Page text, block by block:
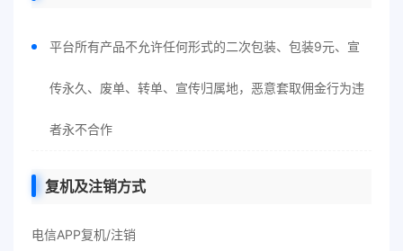
平台所有产品不允许任何形式的二次包装、包装9元、宣
传永久、废单、转单、宣传归属地，恶意套取佣金行为违
者永不合作
复机及注销方式
电信APP复机/注销